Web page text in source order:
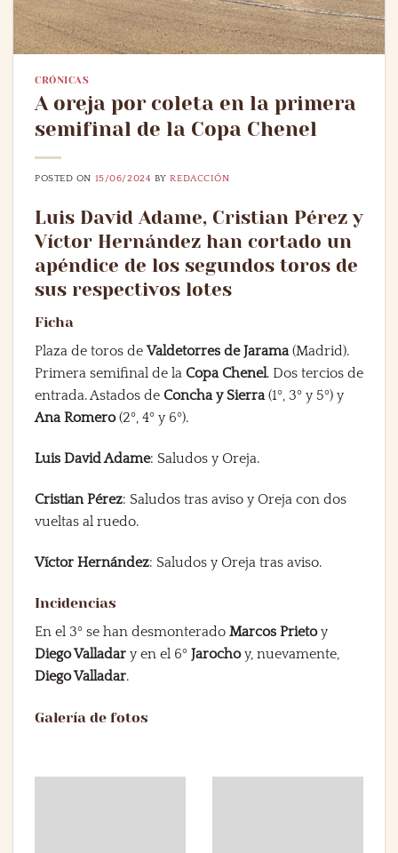
CRÓNICAS
A oreja por coleta en la primera
semifinal de la Copa Chenel
POSTED ON 15/06/2024 BYREDACCIÓN
Luis David Adame, Cristian Pérez y
Víctor Hernández han cortado un
apéndice de los segundos toros de
sus respectivos lotes
Ficha
Plaza de toros deValdetorres de Jarama(Madrid).
Primera semifinal de la Copa Chenel. Dos tercios de
entrada. Astados de Concha y Sierra(1º, 3º y 5º) y
Ana Romero(2º, 4º y 6º).
Luis David Adame: Saludos y Oreja.
Cristian Pérez: Saludos tras aviso y Oreja con dos
vueltas al ruedo.
Víctor Hernández: Saludos y Oreja tras aviso.
Incidencias
En el 3º se han desmonterado Marcos Prietoy
Diego Valladar y en el 6º Jarochoy, nuevamente,
Diego Valladar.
Galería de fotos